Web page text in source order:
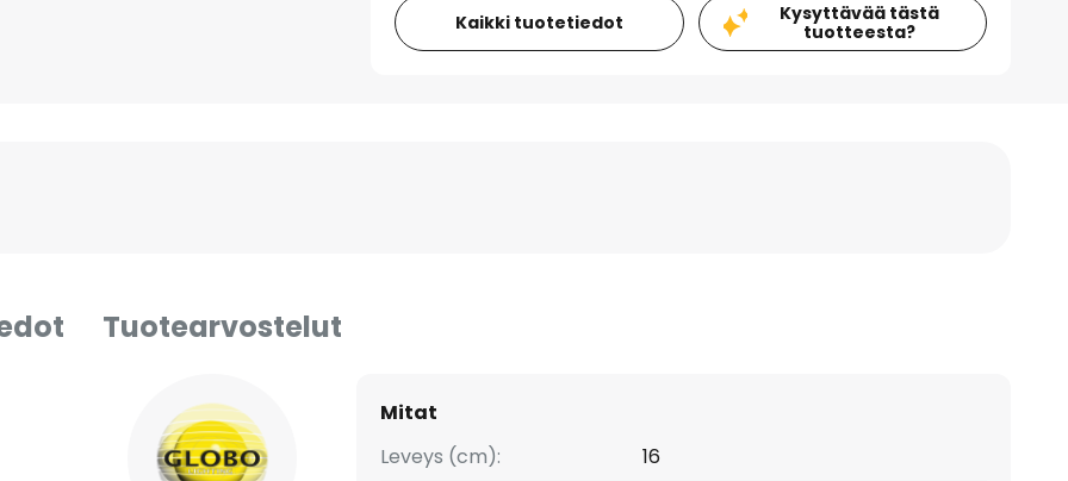
Kaikki tuotetiedot
Kysyttävää tästä
tuotteesta?
Tuotearvostelut
Mitat
Leveys (cm):
16